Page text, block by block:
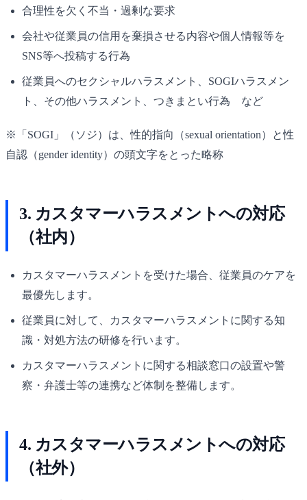
合理性を欠く不当・過剰な要求
会社や従業員の信用を棄損させる内容や個人情報等を
SNS等へ投稿する行為
従業員へのセクシャルハラスメント、SOGIハラスメン
ト、その他ハラスメント、つきまとい行為 など
※「SOGI」（ソジ）は、性的指向（sexual orientation）と性
自認（gender identity）の頭文字をとった略称
3. カスタマーハラスメントへの対応
（社内）
カスタマーハラスメントを受けた場合、従業員のケアを
最優先します。
従業員に対して、カスタマーハラスメントに関する知
識・対処方法の研修を行います。
カスタマーハラスメントに関する相談窓口の設置や警
察・弁護士等の連携など体制を整備します。
4. カスタマーハラスメントへの対応
（社外）